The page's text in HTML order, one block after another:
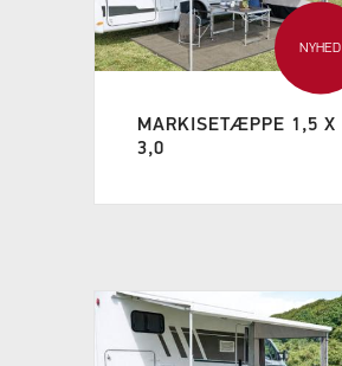
NYHED
MARKISETÆPPE 1,5 X
3,0